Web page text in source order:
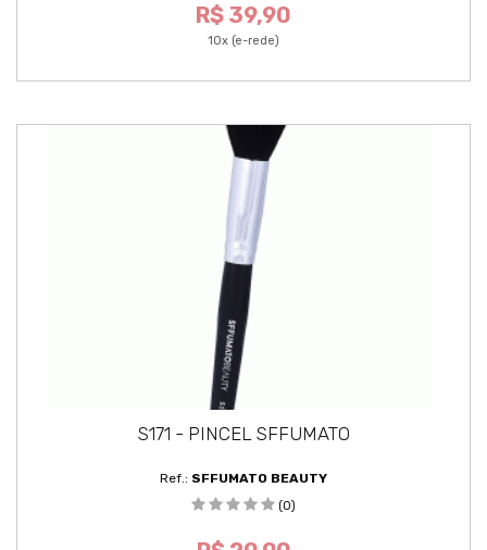
R$ 39,90
10x (e-rede)
S171 - PINCEL SFFUMATO
Ref.: SFFUMATO BEAUTY
(0)